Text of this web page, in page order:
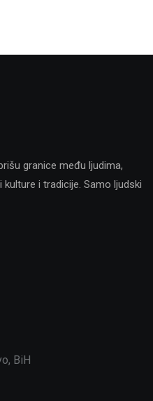
granice među ljudima,
i tradicije. Samo ljudski
BiH